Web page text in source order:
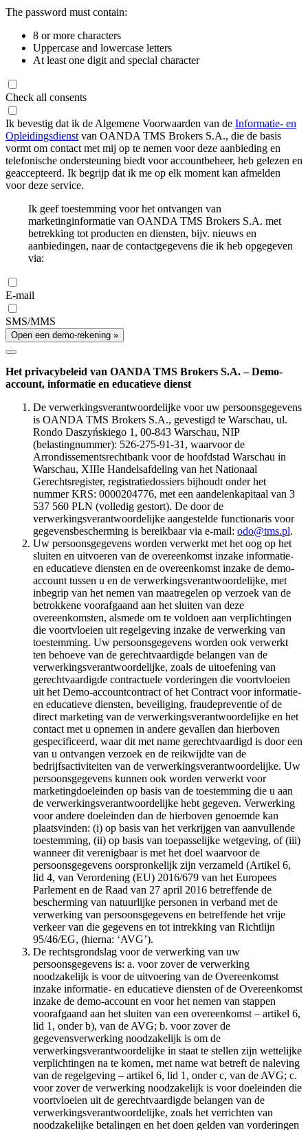
The password must contain:
8 or more characters
Uppercase and lowercase letters
At least one digit and special character
Check all consents
Ik bevestig dat ik de Algemene Voorwaarden van de Informatie- en
Opleidingsdienst van OANDA TMS Brokers S.A., die de basis
vormt om contact met mij op te nemen voor deze aanbieding en
telefonische ondersteuning biedt voor accountbeheer, heb gelezen en
geaccepteerd. Ik begrijp dat ik me op elk moment kan afmelden
voor deze service.
Ik geef toestemming voor het ontvangen van
marketinginformatie van OANDA TMS Brokers S.A. met
betrekking tot producten en diensten, bijv. nieuws en
aanbiedingen, naar de contactgegevens die ik heb opgegeven
via:
E-mail
SMS/MMS
Open een demo-rekening »
Het privacybeleid van OANDA TMS Brokers S.A. – Demo-
account, informatie en educatieve dienst
De verwerkingsverantwoordelijke voor uw persoonsgegevens
is OANDA TMS Brokers S.A., gevestigd te Warschau, ul.
Rondo Daszyńskiego 1, 00-843 Warschau, NIP
(belastingnummer): 526-275-91-31, waarvoor de
Arrondissementsrechtbank voor de hoofdstad Warschau in
Warschau, XIIIe Handelsafdeling van het Nationaal
Gerechtsregister, registratiedossiers bijhoudt onder het
nummer KRS: 0000204776, met een aandelenkapitaal van 3
537 560 PLN (volledig gestort). De door de
verwerkingsverantwoordelijke aangestelde functionaris voor
gegevensbescherming is bereikbaar via e-mail: odo@tms.pl.
Uw persoonsgegevens worden verwerkt met het oog op het
sluiten en uitvoeren van de overeenkomst inzake informatie-
en educatieve diensten en de overeenkomst inzake de demo-
account tussen u en de verwerkingsverantwoordelijke, met
inbegrip van het nemen van maatregelen op verzoek van de
betrokkene voorafgaand aan het sluiten van deze
overeenkomsten, alsmede om te voldoen aan verplichtingen
die voortvloeien uit regelgeving inzake de verwerking van
toestemming. Uw persoonsgegevens worden ook verwerkt
ten behoeve van de gerechtvaardigde belangen van de
verwerkingsverantwoordelijke, zoals de uitoefening van
gerechtvaardigde contractuele vorderingen die voortvloeien
uit het Demo-accountcontract of het Contract voor informatie-
en educatieve diensten, beveiliging, fraudepreventie of de
direct marketing van de verwerkingsverantwoordelijke en het
contact met u opnemen in andere gevallen dan hierboven
gespecificeerd, waar dit met name gerechtvaardigd is door een
van u ontvangen verzoek en de reikwijdte van de
bedrijfsactiviteiten van de verwerkingsverantwoordelijke. Uw
persoonsgegevens kunnen ook worden verwerkt voor
marketingdoeleinden op basis van de toestemming die u aan
de verwerkingsverantwoordelijke hebt gegeven. Verwerking
voor andere doeleinden dan de hierboven genoemde kan
plaatsvinden: (i) op basis van het verkrijgen van aanvullende
toestemming, (ii) op basis van toepasselijke wetgeving, of (iii)
wanneer dit verenigbaar is met het doel waarvoor de
persoonsgegevens oorspronkelijk zijn verzameld (Artikel 6,
lid 4, van Verordening (EU) 2016/679 van het Europees
Parlement en de Raad van 27 april 2016 betreffende de
bescherming van natuurlijke personen in verband met de
verwerking van persoonsgegevens en betreffende het vrije
verkeer van die gegevens en tot intrekking van Richtlijn
95/46/EG, (hierna: ‘AVG’).
De rechtsgrondslag voor de verwerking van uw
persoonsgegevens is: a. voor zover de verwerking
noodzakelijk is voor de uitvoering van de Overeenkomst
inzake informatie- en educatieve diensten of de Overeenkomst
inzake de demo-account en voor het nemen van stappen
voorafgaand aan het sluiten van een overeenkomst – artikel 6,
lid 1, onder b), van de AVG; b. voor zover de
gegevensverwerking noodzakelijk is om de
verwerkingsverantwoordelijke in staat te stellen zijn wettelijke
verplichtingen na te komen, met name wat betreft de naleving
van de regelgeving – artikel 6, lid 1, onder c, van de AVG; c.
voor zover de verwerking noodzakelijk is voor doeleinden die
voortvloeien uit de gerechtvaardigde belangen van de
verwerkingsverantwoordelijke, zoals het verrichten van
noodzakelijke betalingen en het doen gelden van vorderingen